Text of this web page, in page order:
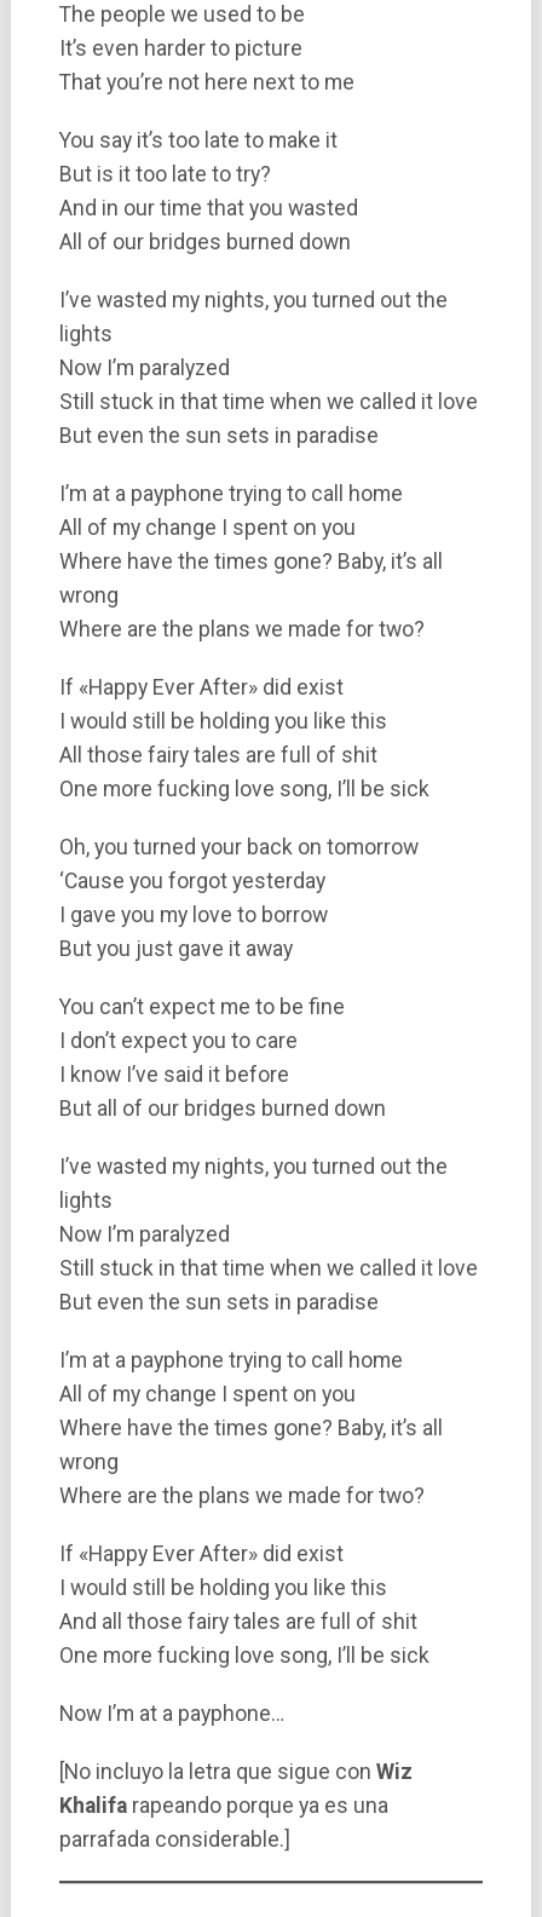
The people we used to be
It’s even harder to picture
That you’re not here next to me
You say it’s too late to make it
But is it too late to try?
And in our time that you wasted
All of our bridges burned down
I’ve wasted my nights, you turned out the
lights
Now I’m paralyzed
Still stuck in that time when we called it love
But even the sun sets in paradise
I’m at a payphone trying to call home
All of my change I spent on you
Where have the times gone? Baby, it’s all
wrong
Where are the plans we made for two?
If «Happy Ever After» did exist
I would still be holding you like this
All those fairy tales are full of shit
One more fucking love song, I’ll be sick
Oh, you turned your back on tomorrow
‘Cause you forgot yesterday
I gave you my love to borrow
But you just gave it away
You can’t expect me to be fine
I don’t expect you to care
I know I’ve said it before
But all of our bridges burned down
I’ve wasted my nights, you turned out the
lights
Now I’m paralyzed
Still stuck in that time when we called it love
But even the sun sets in paradise
I’m at a payphone trying to call home
All of my change I spent on you
Where have the times gone? Baby, it’s all
wrong
Where are the plans we made for two?
If «Happy Ever After» did exist
I would still be holding you like this
And all those fairy tales are full of shit
One more fucking love song, I’ll be sick
Now I’m at a payphone…
[No incluyo la letra que sigue con Wiz
Khalifarapeando porque ya es una
parrafada considerable.]